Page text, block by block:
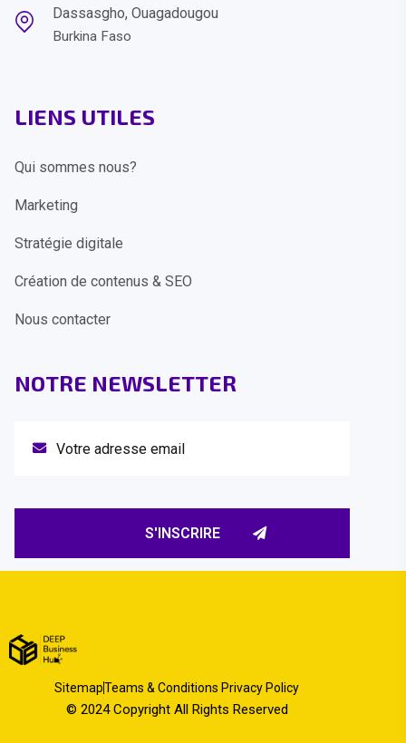
Dassasgho, Ouagadougou
Burkina Faso
LIENS UTILES
Qui sommes nous?
Marketing
Stratégie digitale
Création de contenus & SEO
Nous contacter
NOTRE NEWSLETTER
SitemapTeams & Conditions Privacy Policy
© 2024 Copyright All Rights Reserved